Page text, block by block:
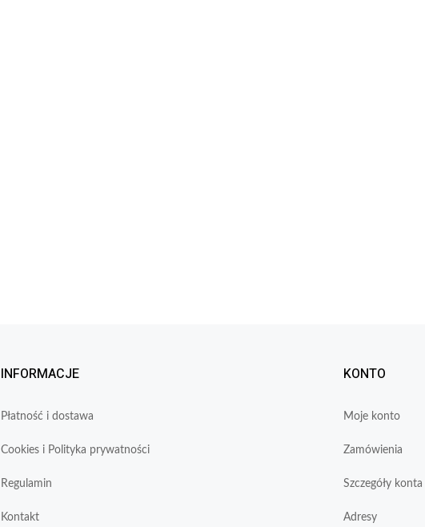
INFORMACJE
Płatność i dostawa
Cookies i Polityka prywatności
Regulamin
Kontakt
KONTO
Moje konto
Zamówienia
Szczegóły konta
Adresy